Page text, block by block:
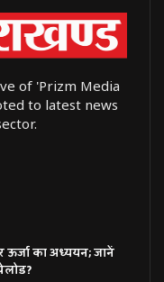
of 'Prizm Media
to latest news
ऊर्जा का अध्ययन; जानें